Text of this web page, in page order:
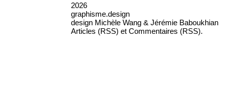
2026
graphisme.design
design Michèle Wang & Jérémie Baboukhian
Articles (RSS) et Commentaires (RSS).